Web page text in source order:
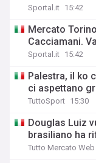
Sportal.it 15:42
Mercato
Cacciamani.
Sportal.it 15:42
Palestra, il ko
ci aspettano
TuttoSport 15:30
Douglas Luiz
brasiliano ha
Tutto Mercato Web